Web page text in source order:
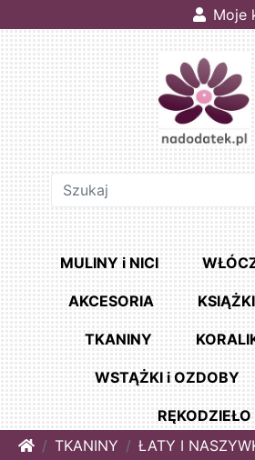
Moje
MULINY i NICI
AKCESORIA
TKANINY
WSTĄŻKI i OZDOBY
RĘKODZIEŁO
HomeTKANINY ŁATY I